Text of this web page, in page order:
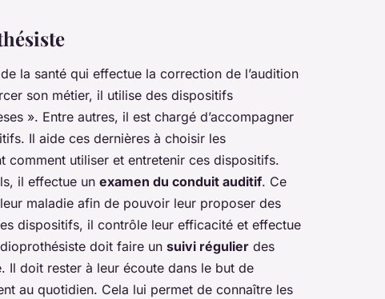
la santé qui effectue la correction de l’audition
son métier, il utilise des dispositifs
». Entre autres, il est chargé d’accompagner
Il aide ces dernières à choisir les
comment utiliser et entretenir ces dispositifs.
il effectue un examen du conduit auditif. Ce
maladie afin de pouvoir leur proposer des
dispositifs, il contrôle leur efficacité et effectue
doit faire un suivi régulier des
Il doit rester à leur écoute dans le but de
au quotidien. Cela lui permet de connaître les